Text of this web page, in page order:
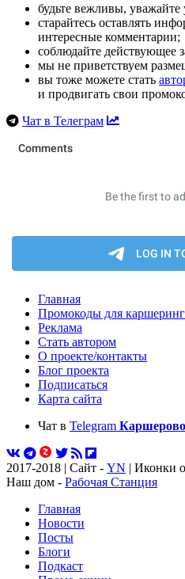
будьте вежливы, уважайте
старайтесь оставлять
интересные комментарии;
соблюдайте действующее
мы не приветствуем
вы тоже можете стать
и продвигать свои
Чат в Телеграм
Главная
Промокоды для
Реклама
Стать автором
О проекте/контакты
Блог проекта
Подписаться
Карта сайта
Чат в Telegram
2017-2018 | Сайт - YN | Иконки
Наш дом - Рабочая Станция
Главная
Новости
Посты
Блоги
Подкаст